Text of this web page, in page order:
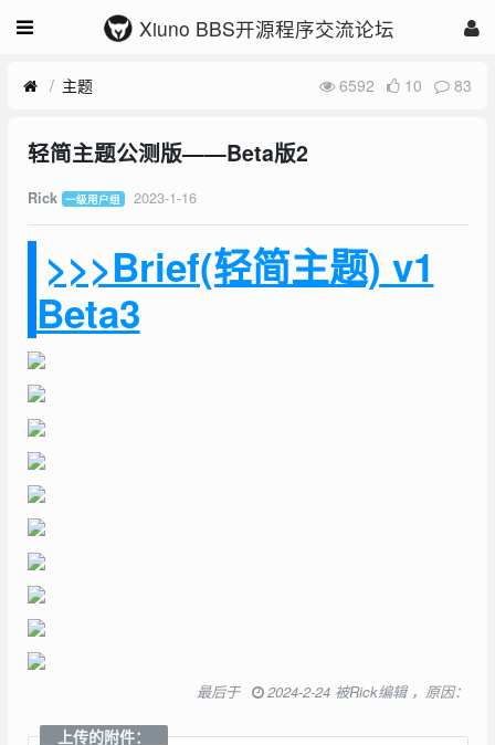
Xiuno BBS开源程序交流论坛
主题 6592 10 83
轻简主题公测版——Beta版2
Rick 一级用户组 2023-1-16
>>>Brief(轻简主题) v1
Beta3
最后于 2024-2-24 被Rick编辑 ，原因：
上传的附件：